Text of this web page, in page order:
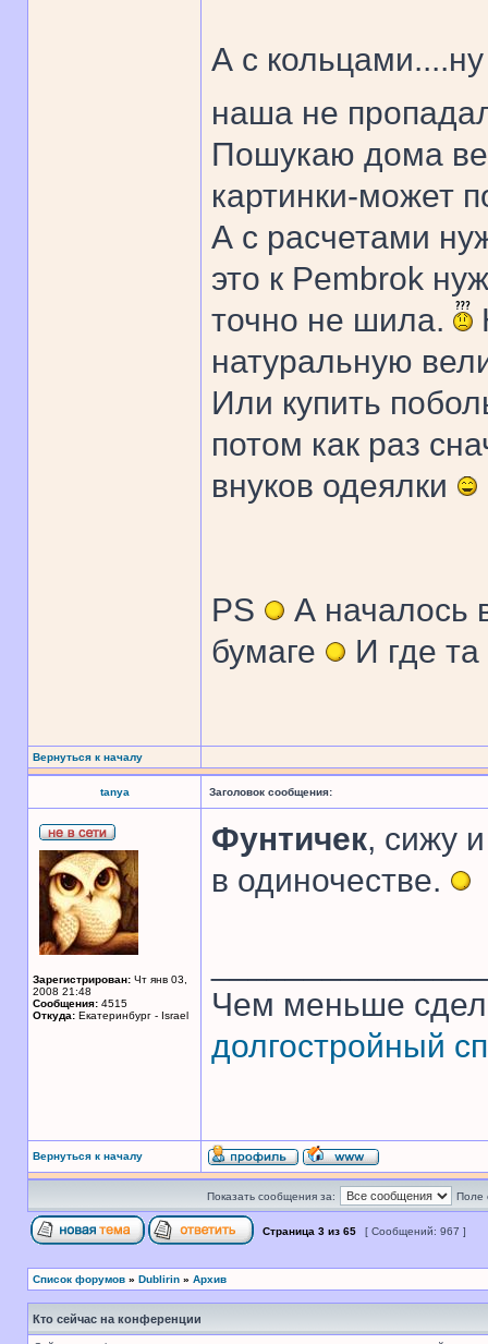
А с
наша не
Пошукаю дома
картинки-может
А с расчетами
это к Pembrok
точно не шила.
натуральную
Или купить
потом как раз
внуков одеялки
PS
А началось
бумаге
И где
Вернуться к началу
tanya Заголовок сообщения:
Зарегистрирован: Чт янв 03,
2008 21:48
Сообщения: 4515
Откуда: Екатеринбург - Israel
Фунтичек, сижу
в одиночестве.
Чем меньше
долгостройный
Вернуться к началу
Показать сообщения за: Поле
Страница 3 из 65 [ Сообщений: 967 ]
Список форумов » Dublirin » Архив
Кто сейчас на конференции